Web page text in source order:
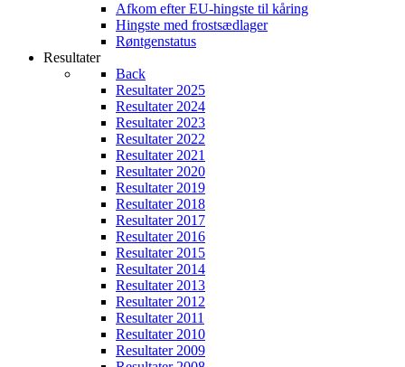
Afkom efter EU-hingste til kåring
Hingste med frostsædlager
Røntgenstatus
Resultater
Back
Resultater 2025
Resultater 2024
Resultater 2023
Resultater 2022
Resultater 2021
Resultater 2020
Resultater 2019
Resultater 2018
Resultater 2017
Resultater 2016
Resultater 2015
Resultater 2014
Resultater 2013
Resultater 2012
Resultater 2011
Resultater 2010
Resultater 2009